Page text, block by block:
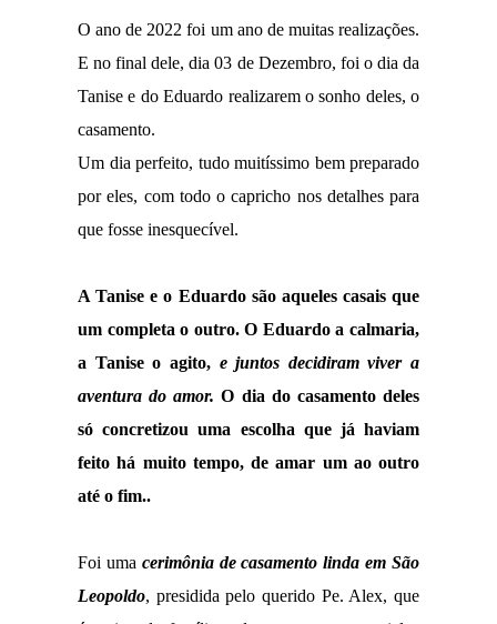
O ano de 2022 foi um ano de muitas realizações.
E no final dele, dia 03 de Dezembro, foi o dia da
Tanise e do Eduardo realizarem o sonho deles, o
casamento.
Um dia perfeito, tudo muitíssimo bem preparado
por eles, com todo o capricho nos detalhes para
que fosse inesquecível.
A Tanise e o Eduardo são aqueles casais que
um completa o outro. O Eduardo a calmaria,
a Tanise o agito, e juntos decidiram viver a
aventura do amor. O dia do casamento deles
só concretizou uma escolha que já haviam
feito há muito tempo, de amar um ao outro
até o fim..
Foi uma cerimônia de casamento linda em São
Leopoldo, presidida pelo querido Pe. Alex, que